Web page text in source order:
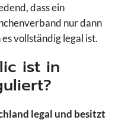
dass ein
nur dann
vollständig legal ist.
ist in
legal und besitzt